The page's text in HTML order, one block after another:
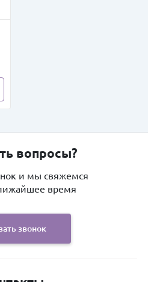
вопросы?
и мы свяжемся
время
звонок